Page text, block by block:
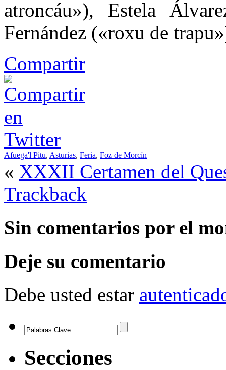
atroncáu»), Estela
Fernández («roxu de
Compartir
Afuega'l Pitu, Asturias, Feria, Foz de Morcín
« XXXII Certamen del
Trackback
Sin comentarios por el
Deje su comentario
Debe usted estar
Secciones